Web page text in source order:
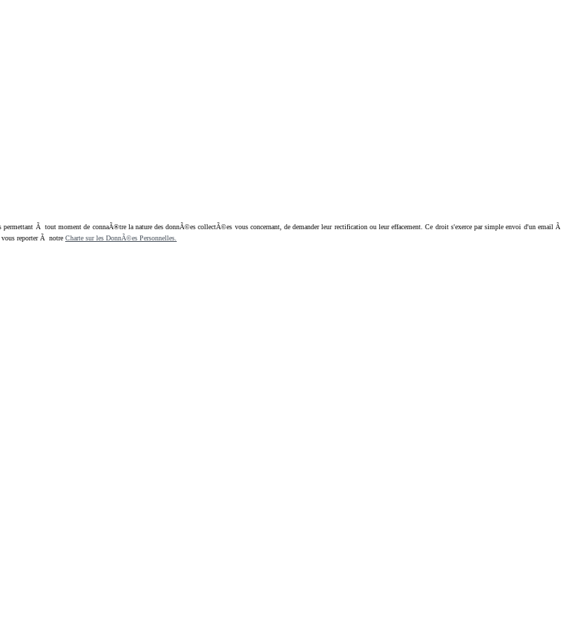
Ã tout moment de connaÃ®tre la nature des donnÃ©es collectÃ©es vous concernant, de demander leur rectification ou leur effacement. Ce droit s'exerce par simple envoi d'un email Ã
vous reporter Ã notre Charte sur les DonnÃ©es Personnelles.